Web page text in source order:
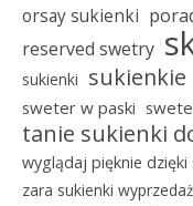
orsay sukienki
reserved swetry
sukienki sukienkie
sweter w paski
tanie sukienki
wyglądaj pięknie
zara sukienki wyprzedaż